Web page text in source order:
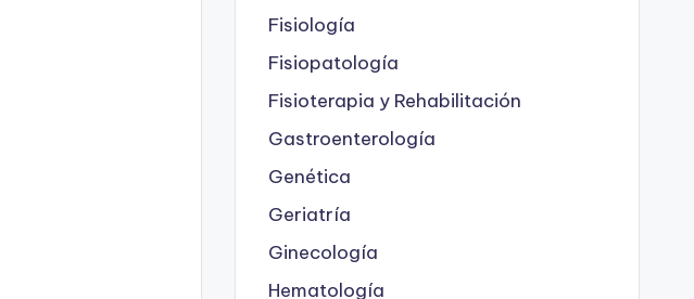
Fisiología
Fisiopatología
Fisioterapia y Rehabilitación
Gastroenterología
Genética
Geriatría
Ginecología
Hematología